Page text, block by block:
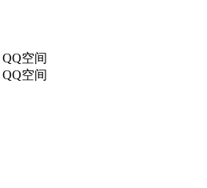
QQ空间
QQ空间